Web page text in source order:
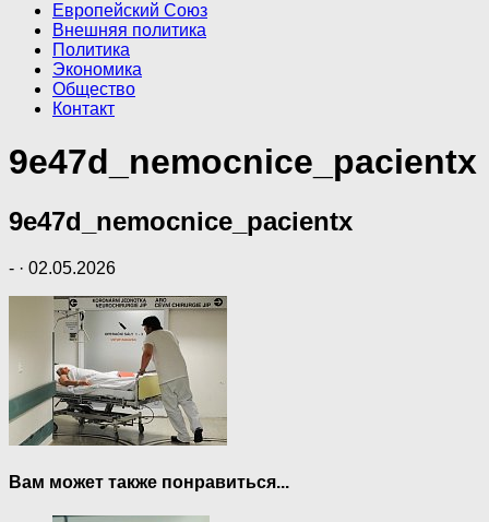
Европейский Союз
Внешняя политика
Политика
Экономика
Общество
Контакт
9e47d_nemocnice_pacientx
9e47d_nemocnice_pacientx
- · 02.05.2026
Вам может также понравиться...